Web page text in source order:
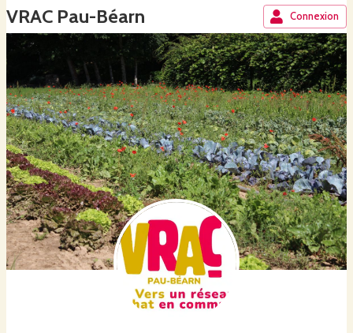
VRAC Pau-Béarn Connexion